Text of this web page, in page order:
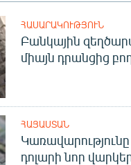
ՀԱՍԱՐԱԿՈՒԹՅՈՒՆ
Բանկային
միայն դրանցից
ՀԱՅԱՍՏԱՆ
դոլարի նոր